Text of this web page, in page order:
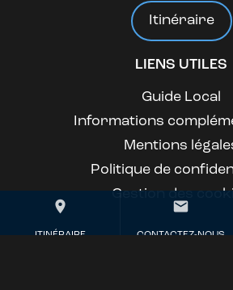
place
ITINÉRAIRE
mail
CONTACTEZ-NOUS
Itinéraire
LIENS UTILES
Guide Local
Informations
Mentions
Politique de
Gestion des